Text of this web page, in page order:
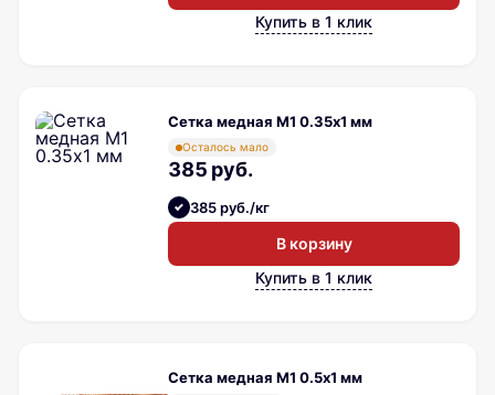
Купить в 1 клик
Сетка медная М1 0.35х1 мм
Осталось мало
385 руб.
385 руб./кг
В корзину
Купить в 1 клик
Сетка медная М1 0.5х1 мм